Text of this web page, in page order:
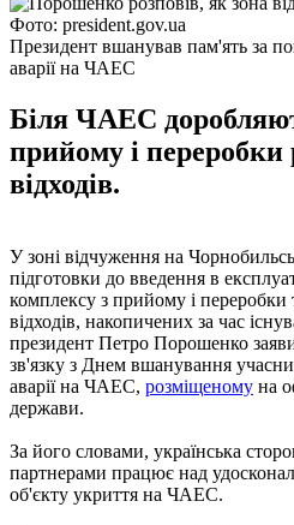
Фото: president.gov.ua
Президент вшанував пам'ять за
аварії на ЧАЕС
Біля ЧАЕС
прийому і переробки
відходів.
У зоні відчуження на
підготовки до введення в
комплексу з прийому і переробки
відходів, накопичених за час
президент Петро Порошенко
зв'язку з Днем вшанування
аварії на ЧАЕС, розміщеному на
держави.
За його словами, українська
партнерами працює над
об'єкту укриття на ЧАЕС.